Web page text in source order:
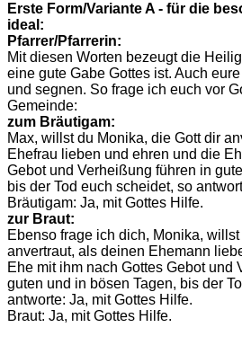
Erste Form/Variante A - für die
ideal:
Pfarrer/Pfarrerin:
Mit diesen Worten bezeugt die
eine gute Gabe Gottes ist. Auch
und segnen. So frage ich euch vor
Gemeinde:
zum Bräutigam:
Max, willst du Monika, die Gott dir
Ehefrau lieben und ehren und die
Gebot und Verheißung führen in
bis der Tod euch scheidet, so
Bräutigam: Ja, mit Gottes Hilfe.
zur Braut:
Ebenso frage ich dich, Monika,
anvertraut, als deinen Ehemann
Ehe mit ihm nach Gottes Gebot und
guten und in bösen Tagen, bis der
antworte: Ja, mit Gottes Hilfe.
Braut: Ja, mit Gottes Hilfe.